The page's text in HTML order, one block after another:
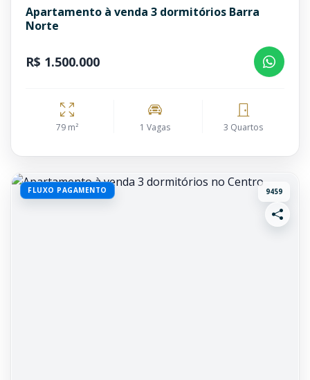
Apartamento à venda 3 dormitórios Barra
Norte
R$ 1.500.000
79 m² 1 Vagas 3 Quartos
FLUXO PAGAMENTO 9459